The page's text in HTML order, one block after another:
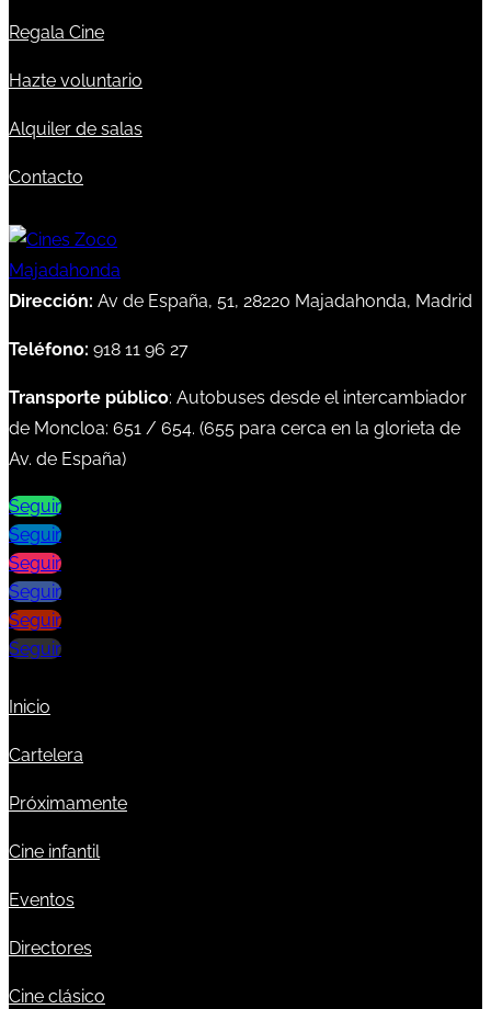
Regala Cine
Hazte voluntario
Alquiler de salas
Contacto
Dirección: Av de España, 51, 28220 Majadahonda, Madrid
Teléfono: 918 11 96 27
Transporte público: Autobuses desde el intercambiador
de Moncloa: 651 / 654. (655 para cerca en la glorieta de
Av. de España)
Seguir
Seguir
Seguir
Seguir
Seguir
Seguir
Inicio
Cartelera
Próximamente
Cine infantil
Eventos
Directores
Cine clásico